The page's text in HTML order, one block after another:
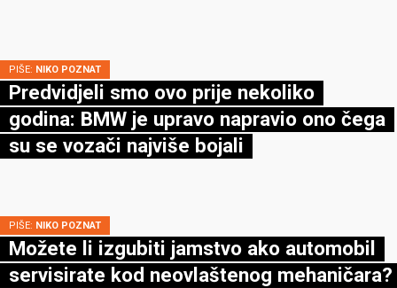
PIŠE: NIKO POZNAT
Predvidjeli smo ovo prije nekoliko
godina: BMW je upravo napravio ono čega
su se vozači najviše bojali
PIŠE: NIKO POZNAT
Možete li izgubiti jamstvo ako automobil
servisirate kod neovlaštenog mehaničara?